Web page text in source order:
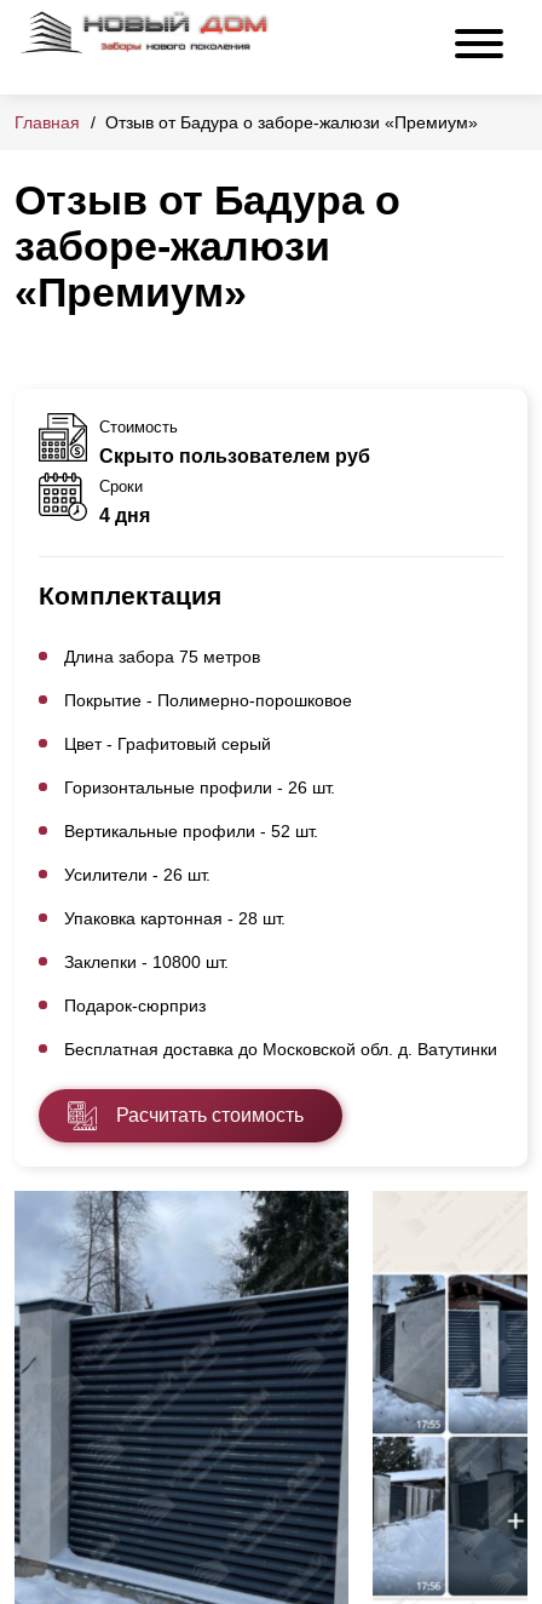
Главная Отзыв от Бадура о заборе-жалюзи «Премиум»
Отзыв от Бадура о
заборе-жалюзи
«Премиум»
Стоимость
Скрыто пользователем руб
Сроки
4 дня
Комплектация
Длина забора 75 метров
Покрытие - Полимерно-порошковое
Цвет - Графитовый серый
Горизонтальные профили - 26 шт.
Вертикальные профили - 52 шт.
Усилители - 26 шт.
Упаковка картонная - 28 шт.
Заклепки - 10800 шт.
Подарок-сюрприз
Бесплатная доставка до Московской обл. д. Ватутинки
Расчитать стоимость